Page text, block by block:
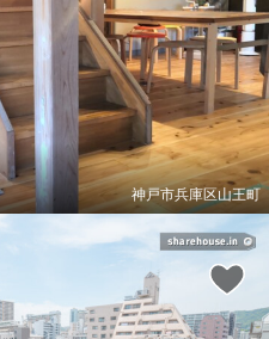
神戸市兵庫区山王町